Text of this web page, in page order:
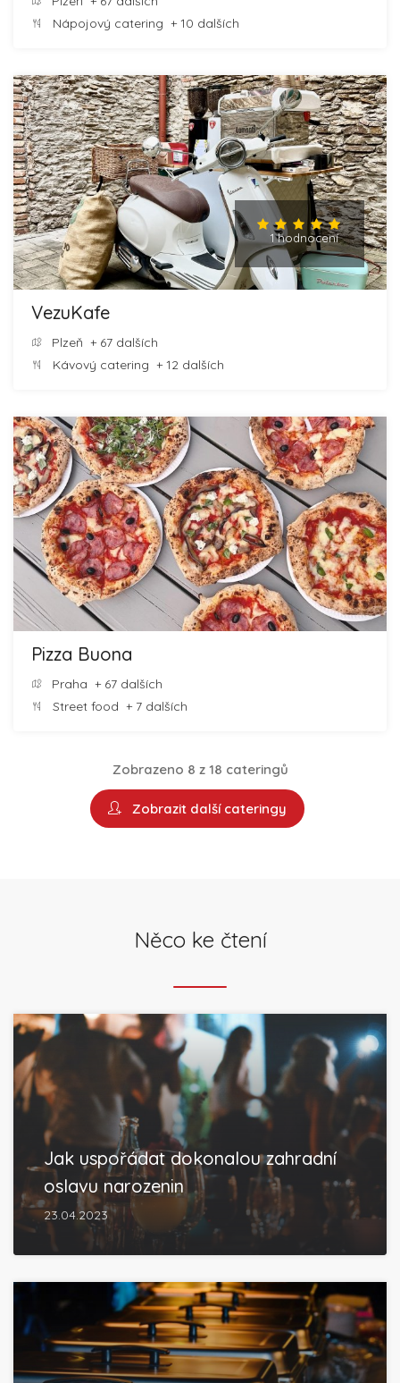
Nápojový catering + 10 dalších
1 hodnocení
VezuKafe
Plzeň + 67 dalších
Kávový catering + 12 dalších
Pizza Buona
Praha + 67 dalších
Street food + 7 dalších
Zobrazeno 8 z 18 cateringů
Zobrazit další cateringy
Něco ke čtení
Jak uspořádat dokonalou zahradní
oslavu narozenin
23.04.2023